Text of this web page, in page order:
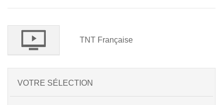
TNT Française
VOTRE SÉLECTION